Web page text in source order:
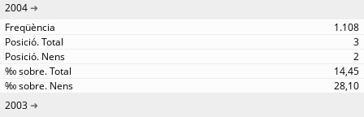
2004
1.108
3
2
14,45
28,10
2003